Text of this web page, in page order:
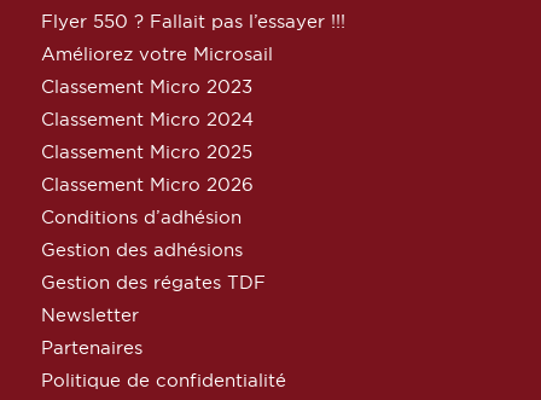
Flyer 550 ? Fallait pas l’essayer !!!
Améliorez votre Microsail
Classement Micro 2023
Classement Micro 2024
Classement Micro 2025
Classement Micro 2026
Conditions d’adhésion
Gestion des adhésions
Gestion des régates TDF
Newsletter
Partenaires
Politique de confidentialité